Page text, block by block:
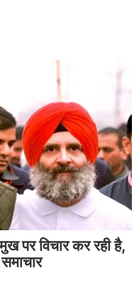
के वायरल ड्रग्स
टेबलेट कुचल रहा था’…